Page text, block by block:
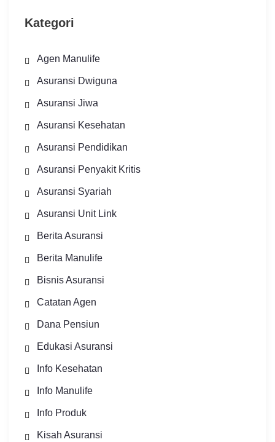
Kategori
Agen Manulife
Asuransi Dwiguna
Asuransi Jiwa
Asuransi Kesehatan
Asuransi Pendidikan
Asuransi Penyakit Kritis
Asuransi Syariah
Asuransi Unit Link
Berita Asuransi
Berita Manulife
Bisnis Asuransi
Catatan Agen
Dana Pensiun
Edukasi Asuransi
Info Kesehatan
Info Manulife
Info Produk
Kisah Asuransi